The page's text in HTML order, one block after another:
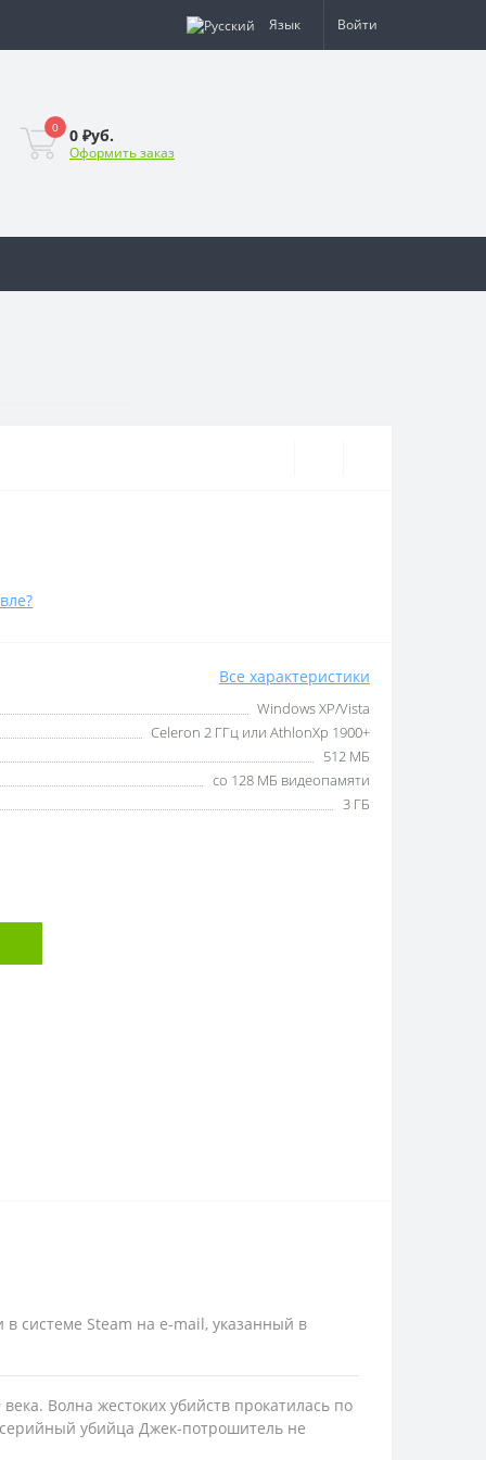
Язык Войти
0 0 ₽уб.
Оформить заказ
Все характеристики
Windows XP/Vista
Celeron 2 ГГц или AthlonXp 1900+
512 МБ
со 128 МБ видеопамяти
3 ГБ
системе Steam на e-mail, указанный в
Волна жестоких убийств прокатилась по
убийца Джек-потрошитель не